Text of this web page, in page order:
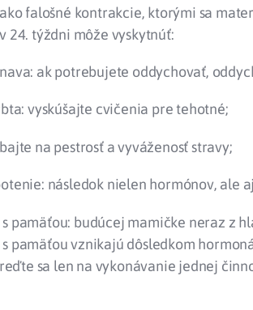
falošné kontrakcie, ktorými sa
24. týždni môže vyskytnúť:
ak potrebujete oddychovať,
vyskúšajte cvičenia pre tehotné;
na pestrosť a vyváženosť stravy;
následok nielen hormónov, ale
pamäťou: budúcej mamičke neraz z
pamäťou vznikajú dôsledkom
sa len na vykonávanie jednej